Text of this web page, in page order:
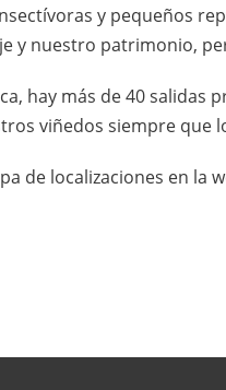
y pequeños
y nuestro patrimonio,
hay más de 40
viñedos siempre
de localizaciones en la